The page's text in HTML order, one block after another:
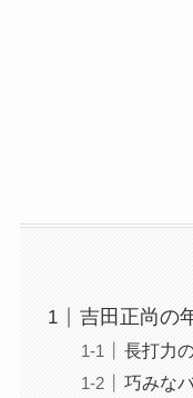
吉田正尚の
長打力
巧みな